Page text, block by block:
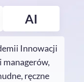
AI
Innowacji
managerów,
ręczne